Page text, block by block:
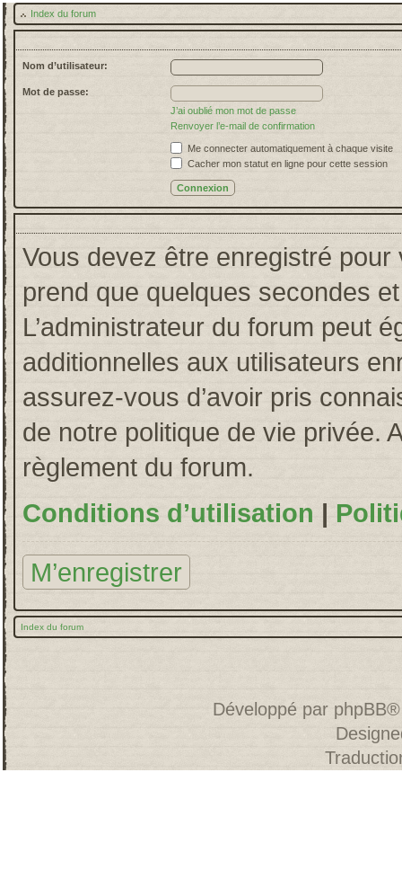
Index du forum
Nom d’utilisateur:
Mot de passe:
J’ai oublié mon mot de passe
Renvoyer l’e-mail de confirmation
Me connecter automatiquement à chaque visite
Cacher mon statut en ligne pour cette session
Vous devez être enregistré pour
prend que quelques secondes
L’administrateur du forum peut
additionnelles aux utilisateurs
assurez-vous d’avoir pris
de notre politique de vie privée.
règlement du forum.
Conditions d’utilisation |
M’enregistrer
Index du forum
Développé par phpBB®